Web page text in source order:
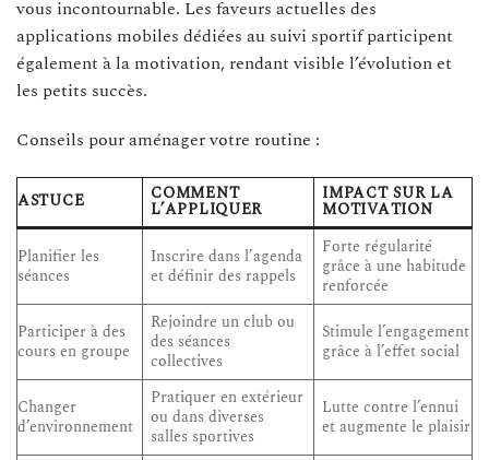
vous incontournable. Les faveurs actuelles des
applications mobiles dédiées au suivi sportif participent
également à la motivation, rendant visible l’évolution et
les petits succès.
Conseils pour aménager votre routine :
ASTUCE COMMENT
L’APPLIQUER
IMPACT SUR LA
MOTIVATION
Planifier les
séances
Inscrire dans l’agenda
et définir des rappels
Forte régularité
grâce à une habitude
renforcée
Participer à des
cours en groupe
Rejoindre un club ou
des séances
collectives
Stimule l’engagement
grâce à l’effet social
Changer
d’environnement
Pratiquer en extérieur
ou dans diverses
salles sportives
Lutte contre l’ennui
et augmente le plaisir